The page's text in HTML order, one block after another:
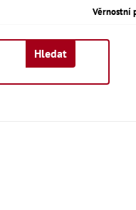
Věrnostní
Hledat